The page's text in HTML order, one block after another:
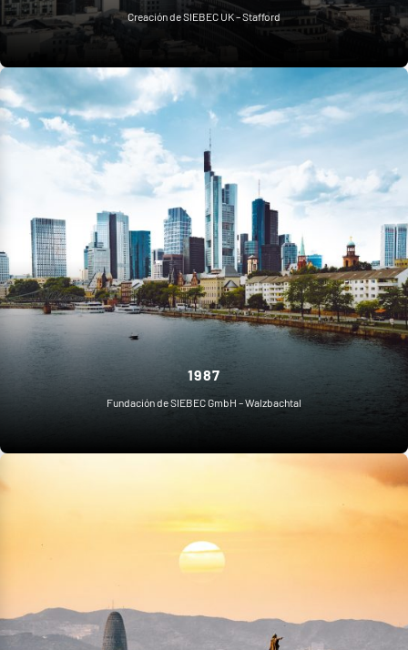
Creación de SIEBEC UK – Stafford
1987
Fundación de SIEBEC GmbH – Walzbachtal